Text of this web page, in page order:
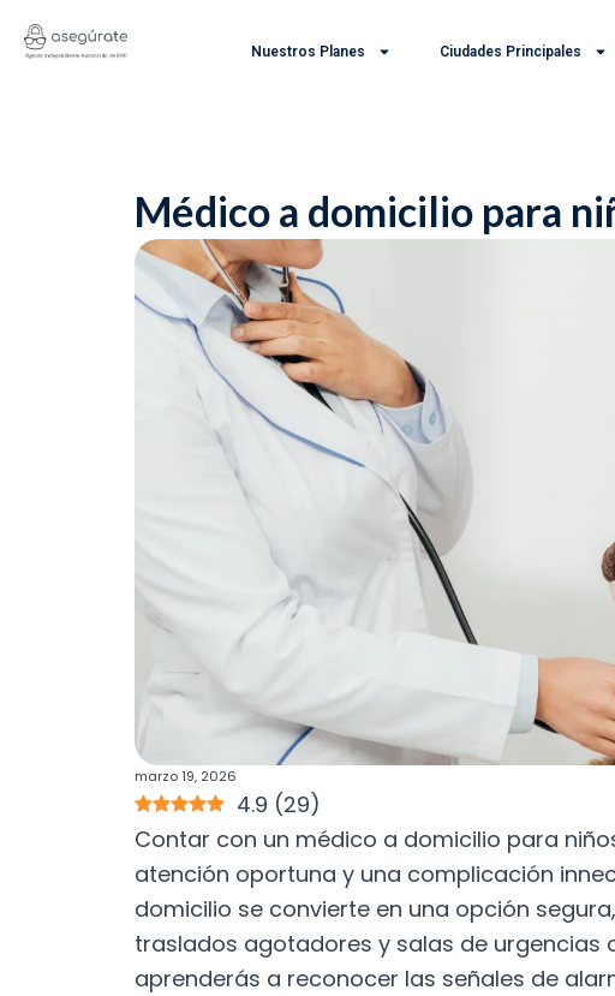
Nuestros Planes Ciudades Principales
Médico a domicilio para
marzo 19, 2026
4.9 (29)
Contar con un médico a domicilio para
atención oportuna y una complicación
domicilio se convierte en una opción
traslados agotadores y salas de urgencias
aprenderás a reconocer las señales de